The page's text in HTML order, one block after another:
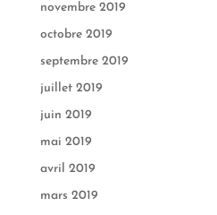
novembre 2019
octobre 2019
septembre 2019
juillet 2019
juin 2019
mai 2019
avril 2019
mars 2019